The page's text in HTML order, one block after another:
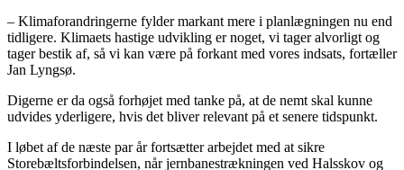
– Klimaforandringerne fylder markant mere i planlægningen nu end
tidligere. Klimaets hastige udvikling er noget, vi tager alvorligt og
tager bestik af, så vi kan være på forkant med vores indsats, fortæller
Jan Lyngsø.
Digerne er da også forhøjet med tanke på, at de nemt skal kunne
udvides yderligere, hvis det bliver relevant på et senere tidspunkt.
I løbet af de næste par år fortsætter arbejdet med at sikre
Storebæltsforbindelsen, når jernbanestrækningen ved Halsskov og